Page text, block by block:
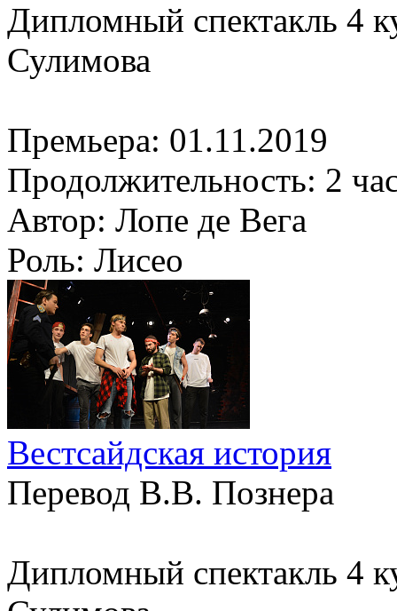
Дипломный спектакль 4
Сулимова
Премьера: 01.11.2019
Продолжительность: 2
Автор: Лопе де Вега
Роль: Лисео
Вестсайдская история
Перевод В.В. Познера
Дипломный спектакль 4